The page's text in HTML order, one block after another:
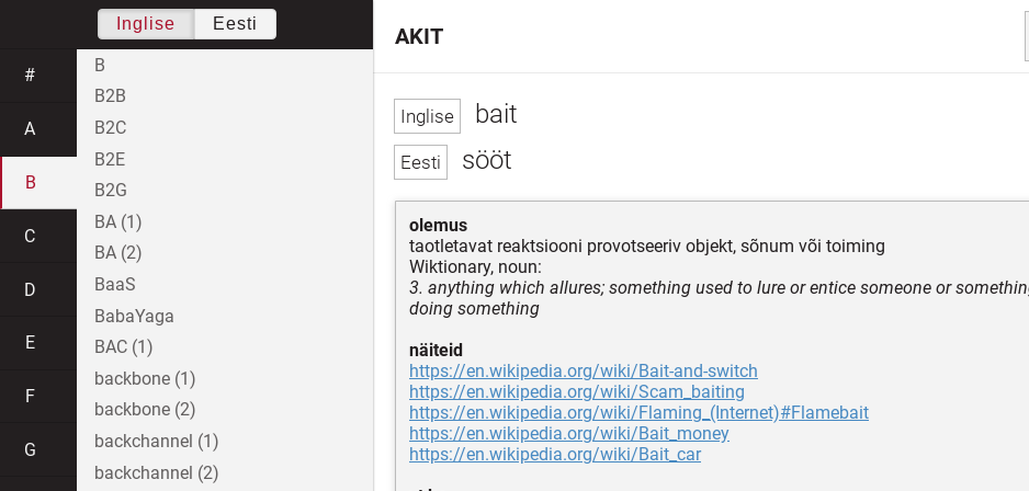
bait
sööt
olemus
taotletavat reaktsiooni provotseeriv objekt, sõnum või toiming
Wiktionary, noun:
3. anything which allures; something used to lure or entice someone or
doing something
näiteid
https://en.wikipedia.org/wiki/Bait-and-switch
https://en.wikipedia.org/wiki/Scam_baiting
https://en.wikipedia.org/wiki/Flaming_(Internet)#Flamebait
https://en.wikipedia.org/wiki/Bait_money
https://en.wikipedia.org/wiki/Bait_car
AKIT
Inglise Eesti
#
A
B
C
D
E
F
G
B
B2B
B2C
B2E
B2G
BA (1)
BA (2)
BaaS
BabaYaga
BAC (1)
backbone (1)
backbone (2)
backchannel (1)
backchannel (2)